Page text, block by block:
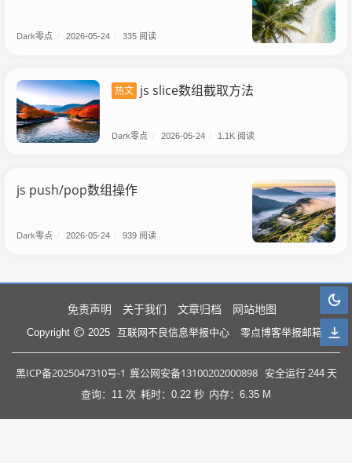
Dark零点 2026-05-24 335 阅读
热文 js slice数组截取方法
Dark零点 2026-05-24 1.1K 阅读
js push/pop数组操作
Dark零点 2026-05-24 939 阅读
免责声明 关于我们 文章归档 网站地图
Copyright 2025 互联网不良信息举报中心 零点博客举报邮箱
黑ICP备2025047310号-1 冀公网安备13100202000898 安全运行 244 天
查询：11 次 耗时：0.22 秒 内存：6.35 M